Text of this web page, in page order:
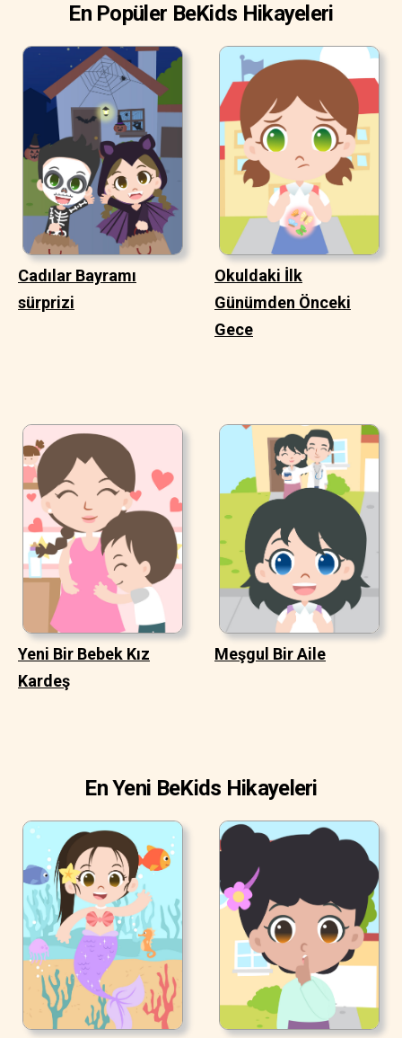
En Popüler BeKids Hikayeleri
Cadılar Bayramı
sürprizi
Okuldaki İlk
Günümden Önceki
Gece
Yeni Bir Bebek Kız
Kardeş
Meşgul Bir Aile
En Yeni BeKids Hikayeleri